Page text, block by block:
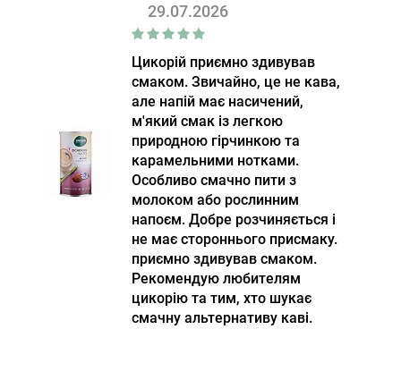
29.07.2026
Цикорій приємно здивував
смаком. Звичайно, це не кава,
але напій має насичений,
м'який смак із легкою
природною гірчинкою та
карамельними нотками.
Особливо смачно пити з
молоком або рослинним
напоєм. Добре розчиняється і
не має стороннього присмаку.
приємно здивував смаком.
Рекомендую любителям
цикорію та тим, хто шукає
смачну альтернативу каві.